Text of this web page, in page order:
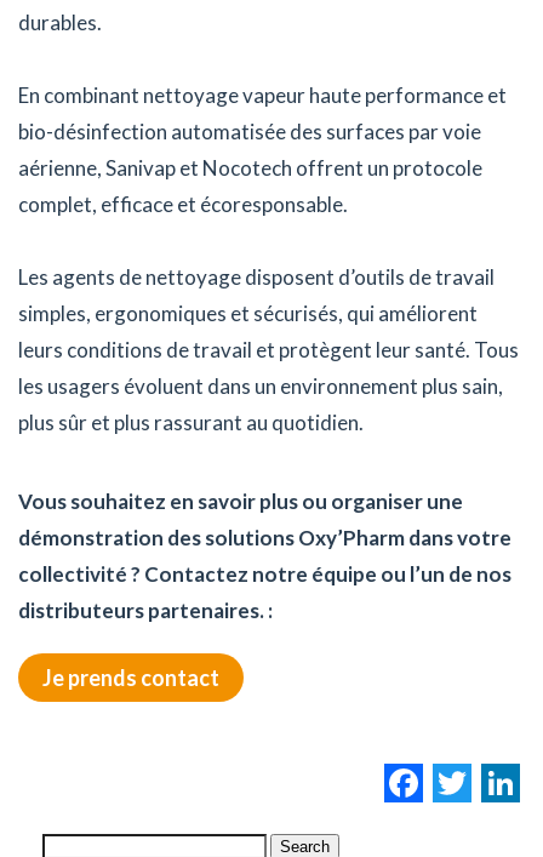
durables.
En combinant nettoyage vapeur haute performance et
bio-désinfection automatisée des surfaces par voie
aérienne, Sanivap et Nocotech offrent un protocole
complet, efficace et écoresponsable.
Les agents de nettoyage disposent d’outils de travail
simples, ergonomiques et sécurisés, qui améliorent
leurs conditions de travail et protègent leur santé. Tous
les usagers évoluent dans un environnement plus sain,
plus sûr et plus rassurant au quotidien.
Vous souhaitez en savoir plus ou organiser une
démonstration des solutions Oxy’Pharm dans votre
collectivité ? Contactez notre équipe ou l’un de nos
distributeurs partenaires. :
Je prends contact
Search